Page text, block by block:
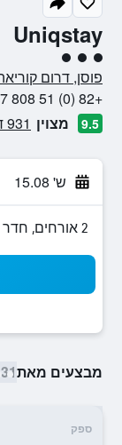
Uniqstay
3 דירוג מחלקת נוסעים
פוסן, דרום
+82 (0) 51 808 5577
9.5 מצוין 931 דירוגים מאומתים
ש' 15.08
2 אורחים, חדר 1
מבצעים מאת
ספק